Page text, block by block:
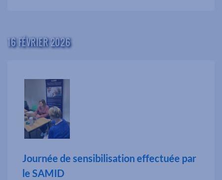
16 FÉVRIER 2026
Journée de sensibilisation effectuée par
le SAMID